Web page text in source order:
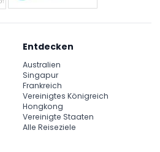
Entdecken
Australien
Singapur
Frankreich
Vereinigtes Königreich
Hongkong
Vereinigte Staaten
Alle Reiseziele